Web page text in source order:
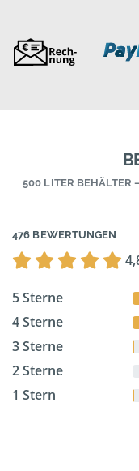
500 LITER BEHÄLTER
476 BEWERTUNGEN
5 Sterne
4 Sterne
3 Sterne
2 Sterne
1 Stern